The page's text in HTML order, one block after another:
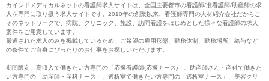
カインドメディカルネットの看護師求人サイトは、全国主要都市の看護師/准看護師/助産師の求
人を専門に取り扱う求人サイトです。2010年の創業以来、看護師専門の人材紹介会社だからこ
そのネットワークで、病院、クリニック、施設、訪問看護をはじめとした様々な看護師の求人
案件をご用意しています。
厳選された求人のみを掲載しているため、ご希望の雇用形態、勤務体制、勤務場所、給与など
の条件でご自身にぴったりのお仕事をお探しいただけます。
期間限定、高収入で働きたい方専門の「応援看護師(応援ナース)」、助産師さん・産科で働きた
い方専門の「助産師・産科ナース」、透析室で働きたい方専門の「透析室ナース」、美容クリ